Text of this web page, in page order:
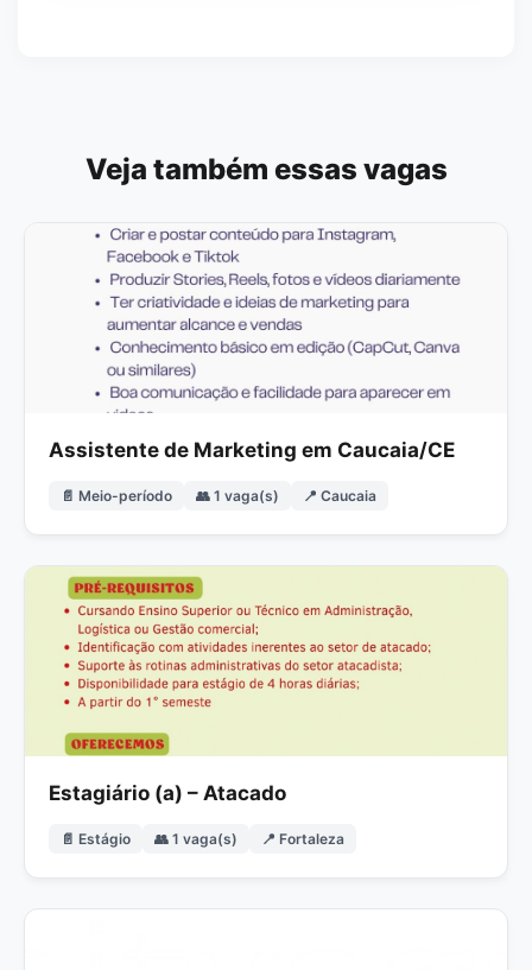
Veja também essas vagas
Assistente de Marketing em Caucaia/CE
📄 Meio-período 👥 1 vaga(s) 📍 Caucaia
Estagiário (a) – Atacado
📄 Estágio 👥 1 vaga(s) 📍 Fortaleza